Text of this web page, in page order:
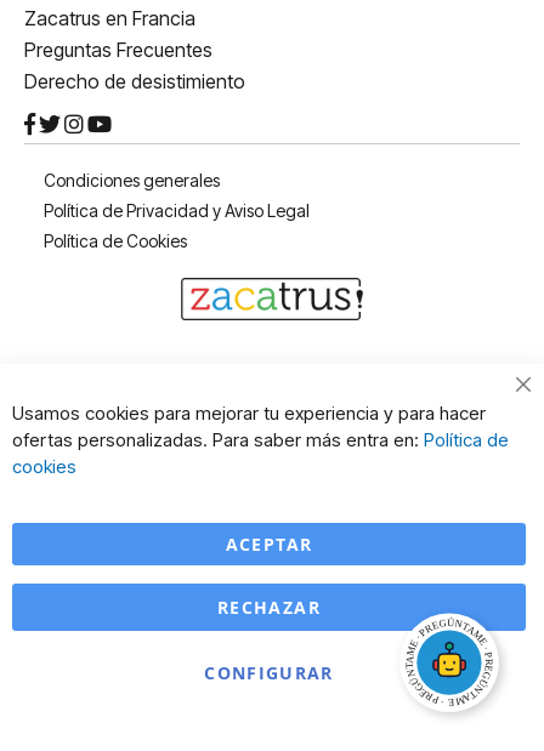
Zacatrus en Francia
Preguntas Frecuentes
Derecho de desistimiento
Condiciones generales
Política de Privacidad y Aviso Legal
Política de Cookies
Usamos cookies para mejorar tu experiencia y para hacer
ofertas personalizadas. Para saber más entra en: Política de
cookies
ACEPTAR
CONFIGURAR
RECHAZAR